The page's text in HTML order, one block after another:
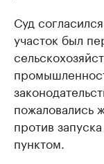
Суд
участок был
пожаловались
против
пунктом.